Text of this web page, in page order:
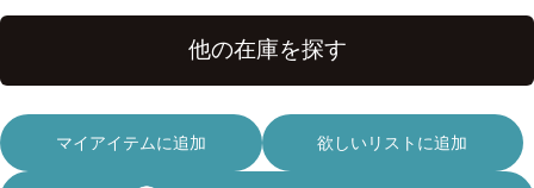
マイアイテムに追加 欲しいリストに追加